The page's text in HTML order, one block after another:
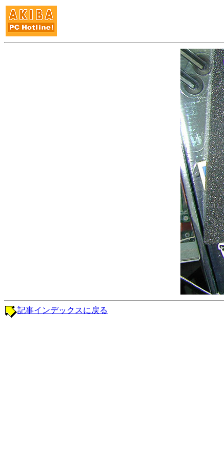
記事インデックスに戻る